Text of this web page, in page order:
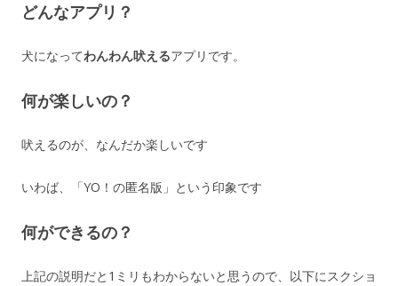
どんなアプリ？
犬になってわんわん吠えるアプリです。
何が楽しいの？
吠えるのが、なんだか楽しいです
いわば、「YO！の匿名版」という印象です
何ができるの？
上記の説明だと1ミリもわからないと思うので、以下にスクショ